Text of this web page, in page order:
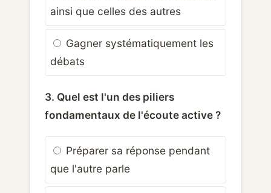
ainsi que celles des autres
Gagner systématiquement les
débats
3. Quel est l'un des piliers
fondamentaux de l'écoute active ?
Préparer sa réponse pendant
que l'autre parle